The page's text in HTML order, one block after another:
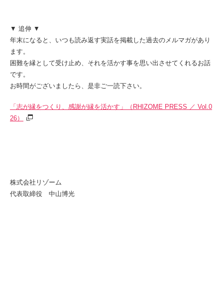
▼ 追伸 ▼
年末になると、いつも読み返す実話を掲載した過去のメルマガがあり
ます。
困難を縁として受け止め、それを活かす事を思い出させてくれるお話
です。
お時間がございましたら、是非ご一読下さい。
「志が縁をつくり、感謝が縁を活かす」（RHIZOME PRESS ／ Vol.0
26）
株式会社リゾーム
代表取締役 中山博光